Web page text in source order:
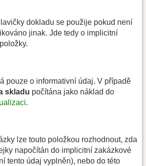
dokladu se použije pokud není
jinak. Jde tedy o implicitní
pouze o informativní údaj. V případě
skladu počítána jako náklad do
.
lze touto položkou rozhodnout, zda
napočítán do implicitní zakázkové
tento údaj vyplněn), nebo do této